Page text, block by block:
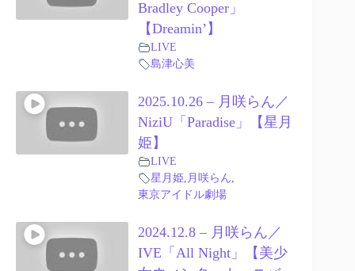
Bradley Cooper」
【Dreamin’】
LIVE
島津心美
2025.10.26 – 月咲らん／
NiziU「Paradise」【星月
姫】
LIVE
星月姫 月咲らん
東京アイドル劇場
2024.12.8 – 月咲らん／
IVE「All Night」【美少